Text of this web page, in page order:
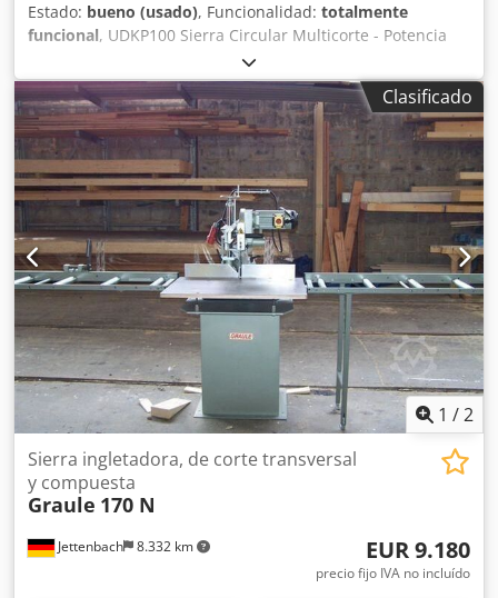
Estado: bueno (usado), Funcionalidad: totalmente
funcional, UDKP100 Sierra Circular Multicorte - Potencia
del motor: 37kW - Altura máxima de corte: 100mm - Ancho
máximo de corte: 300mm Dsdpfx Ahexbrutsyekr - Ancho
máximo de trabajo: 450mm - Diámetro de las sierras
circulares: 250-300-350mm - Velocidad de trabajo:
40m/min - Alimentación por cinta de cadena - Ajuste
manual de la altura de la hoja - Bastidor de acero extra
grueso, eje de acero especialmente aleado, templado y
rectificado - Ajuste manual de altura de la hoja según el
diámetro de la hoja seleccionada - Gran juego de anillos
separadores incluido - Precio desde ubicación en Hungría
Debido a la antigüedad de la máquina usada, la garantía
queda excluida en ventas a clientes comerciales.
Clasificado
1 /2
Jettenbach 8.332 km
Sierra ingletadora, de corte transversal
y compuesta
Graule 170 N
EUR 9.180
precio fijo IVA no incluído